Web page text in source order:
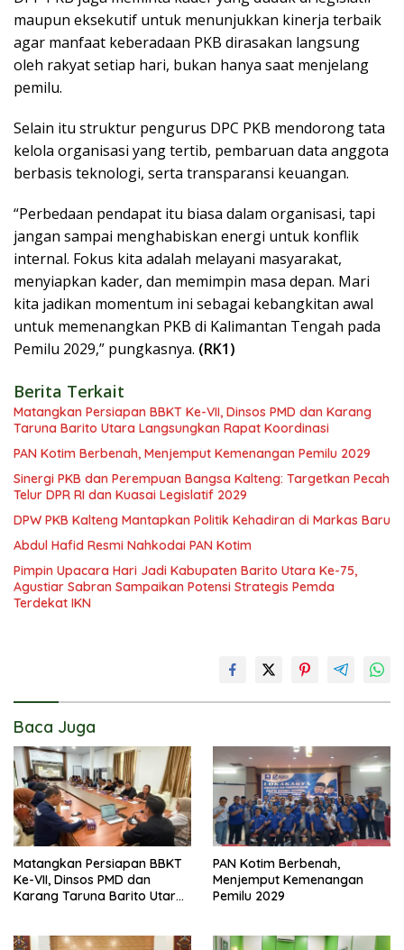
maupun eksekutif untuk menunjukkan kinerja terbaik
agar manfaat keberadaan PKB dirasakan langsung
oleh rakyat setiap hari, bukan hanya saat menjelang
pemilu.
Selain itu struktur pengurus DPC PKB mendorong tata
kelola organisasi yang tertib, pembaruan data anggota
berbasis teknologi, serta transparansi keuangan.
“Perbedaan pendapat itu biasa dalam organisasi, tapi
jangan sampai menghabiskan energi untuk konflik
internal. Fokus kita adalah melayani masyarakat,
menyiapkan kader, dan memimpin masa depan. Mari
kita jadikan momentum ini sebagai kebangkitan awal
untuk memenangkan PKB di Kalimantan Tengah pada
Pemilu 2029,” pungkasnya. (RK1)
Berita Terkait
Matangkan Persiapan BBKT Ke-VII, Dinsos PMD dan Karang
Taruna Barito Utara Langsungkan Rapat Koordinasi
PAN Kotim Berbenah, Menjemput Kemenangan Pemilu 2029
Sinergi PKB dan Perempuan Bangsa Kalteng: Targetkan Pecah
Telur DPR RI dan Kuasai Legislatif 2029
DPW PKB Kalteng Mantapkan Politik Kehadiran di Markas Baru
Abdul Hafid Resmi Nahkodai PAN Kotim
Pimpin Upacara Hari Jadi Kabupaten Barito Utara Ke-75,
Agustiar Sabran Sampaikan Potensi Strategis Pemda
Terdekat IKN
Baca Juga
Matangkan Persiapan BBKT
Ke-VII, Dinsos PMD dan
Karang Taruna Barito Utara
PAN Kotim Berbenah,
Menjemput Kemenangan
Pemilu 2029